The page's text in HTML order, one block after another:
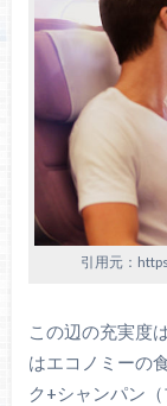
引用元：
この辺の充実度
はエコノミーの
ク+シャンパン